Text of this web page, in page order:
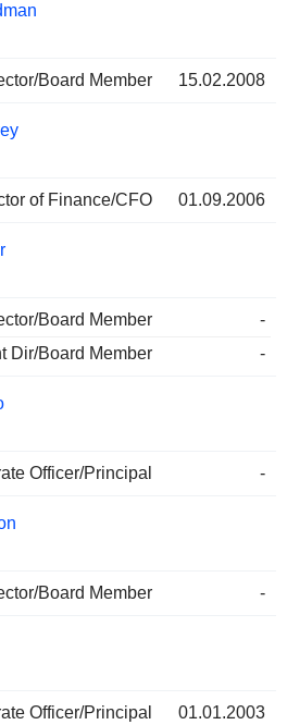
Board Member 15.02.2008
of Finance/CFO 01.09.2006
Board Member
-
Dir/Board Member
-
Officer/Principal -
Board Member -
Officer/Principal 01.01.2003